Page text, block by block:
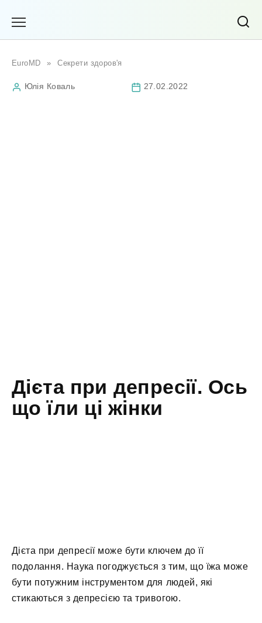
EuroMD » Секрети здоров'я
Юлія Коваль 27.02.2022
Дієта при депресії. Ось
що їли ці жінки
Дієта при депресії може бути ключем до її
подолання. Наука погоджується з тим, що їжа може
бути потужним інструментом для людей, які
стикаються з депресією та тривогою.